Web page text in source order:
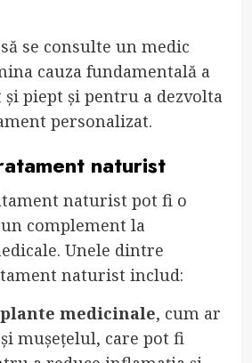
se consulte un medic
cauza fundamentală a
piept și pentru a dezvolta
personalizat.
naturist
naturist pot fi o
complement la
Unele dintre
naturist includ:
medicinale, cum ar
mușețelul, care pot fi